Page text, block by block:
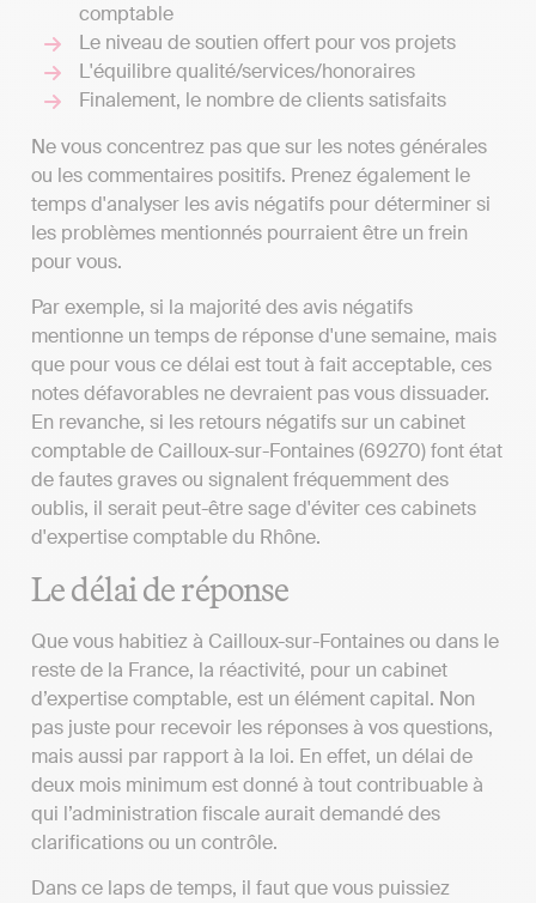
comptable
Le niveau de soutien offert pour vos projets
L'équilibre qualité/services/honoraires
Finalement, le nombre de clients satisfaits
Ne vous concentrez pas que sur les notes générales
ou les commentaires positifs. Prenez également le
temps d'analyser les avis négatifs pour déterminer si
les problèmes mentionnés pourraient être un frein
pour vous.
Par exemple, si la majorité des avis négatifs
mentionne un temps de réponse d'une semaine, mais
que pour vous ce délai est tout à fait acceptable, ces
notes défavorables ne devraient pas vous dissuader.
En revanche, si les retours négatifs sur un cabinet
comptable de Cailloux-sur-Fontaines (69270) font état
de fautes graves ou signalent fréquemment des
oublis, il serait peut-être sage d'éviter ces cabinets
d'expertise comptable du Rhône.
Le délai de réponse
Que vous habitiez à Cailloux-sur-Fontaines ou dans le
reste de la France, la réactivité, pour un cabinet
d’expertise comptable, est un élément capital. Non
pas juste pour recevoir les réponses à vos questions,
mais aussi par rapport à la loi. En effet, un délai de
deux mois minimum est donné à tout contribuable à
qui l’administration fiscale aurait demandé des
clarifications ou un contrôle.
Dans ce laps de temps, il faut que vous puissiez